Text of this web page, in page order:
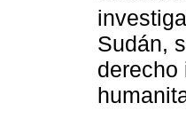
Sudán,
derecho